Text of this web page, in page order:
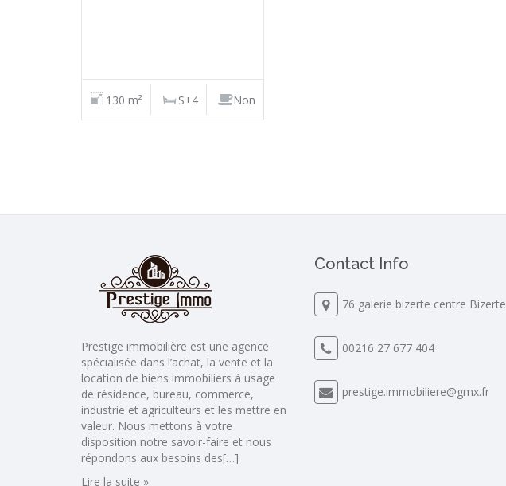
130 m² S+4 Non
Prestige immobilière est une agence
spécialisée dans l’achat, la vente et la
location de biens immobiliers à usage
de résidence, bureau, commerce,
industrie et agriculteurs et les mettre en
valeur. Nous mettons à votre
disposition notre savoir-faire et nous
répondons aux besoins des[…]
Lire la suite »
Contact Info
76 galerie bizerte centre Bizerte
00216 27 677 404
prestige.immobiliere@gmx.fr